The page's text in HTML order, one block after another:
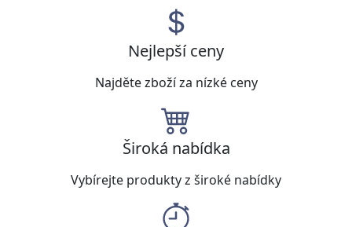
Nejlepší ceny
Najděte zboží za nízké ceny
Široká nabídka
Vybírejte produkty z široké nabídky